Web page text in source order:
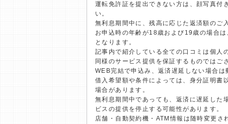
運転免許証を提出できない方は、顔写真付
い。
無利息期間中に、残高に応じた返済額のご
お申込時の年齢が18歳および19歳の場合
となります。
記事内で紹介している全ての口コミは個人
同様のサービス提供を保証するものではご
WEB完結で申込み、返済遅延しない場合は
借入希望額や条件によっては、身分証明書
場合があります。
無利息期間中であっても、返済に遅延した
ビスの提供を停止する可能性があります。
店舗・自動契約機・ATM情報は随時変更さ